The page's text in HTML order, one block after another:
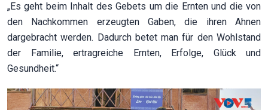
„Es geht beim Inhalt des Gebets um die Ernten und die von
den Nachkommen erzeugten Gaben, die ihren Ahnen
dargebracht werden. Dadurch betet man für den Wohlstand
der Familie, ertragreiche Ernten, Erfolge, Glück und
Gesundheit.“